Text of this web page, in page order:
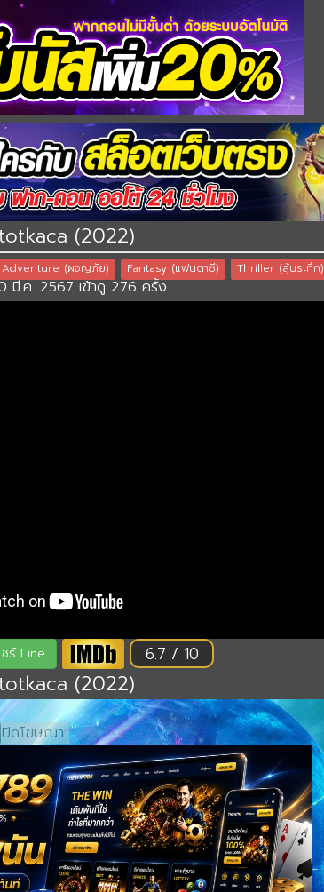
(2022)
Adventure (ผจญภัย) Fantasy (แฟนตาซี)
Thriller (ลุ้นระทึก)
มี.ค. 2567 เข้าดู 276 ครั้ง
แชร์ Line 6.7 / 10
(2022)
ปิดโฆษณา